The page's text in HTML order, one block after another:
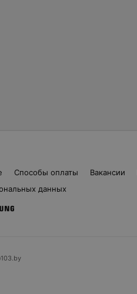
Способы оплаты Вакансии
данных